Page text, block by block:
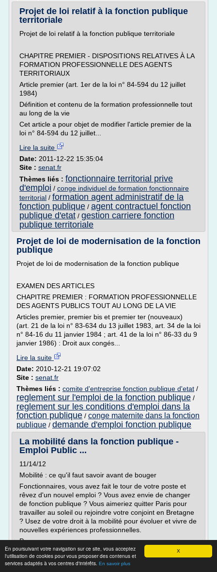
X
En poursuivant votre navigation sur ce site, vous acceptez
l'utilisation de cookies pour vous proposer des contenus et
services adaptés à vos centres d'intérêts. En savoir plus
Projet de loi relatif à la fonction publique
territoriale
Projet de loi relatif à la fonction publique territoriale
CHAPITRE PREMIER - DISPOSITIONS RELATIVES À LA
FORMATION PROFESSIONNELLE DES AGENTS
TERRITORIAUX
Article premier (art. 1er de la loi n° 84-594 du 12 juillet
1984)
Définition et contenu de la formation professionnelle tout
au long de la vie
Cet article a pour objet de modifier l'article premier de la
loi n° 84-594 du 12 juillet...
Lire la suite
Date: 2011-12-22 15:35:04
Site : senat.fr
Thèmes liés : fonctionnaire territorial prive
d'emploi / conge individuel de formation fonctionnaire
territorial / formation agent administratif de la
fonction publique / agent contractuel fonction
publique d'etat / gestion carriere fonction
publique territoriale
Projet de loi de modernisation de la fonction
publique
Projet de loi de modernisation de la fonction publique
EXAMEN DES ARTICLES
CHAPITRE PREMIER : FORMATION PROFESSIONNELLE
DES AGENTS PUBLICS TOUT AU LONG DE LA VIE
Articles premier, premier bis et premier ter (nouveaux)
(art. 21 de la loi n° 83-634 du 13 juillet 1983, art. 34 de la loi
n° 84-16 du 11 janvier 1984 ; art. 41 de la loi n° 86-33 du 9
janvier 1986) : Droit aux congés...
Lire la suite
Date: 2010-12-21 19:07:02
Site : senat.fr
Thèmes liés : comite d'entreprise fonction publique d'etat /
reglement sur l'emploi de la fonction publique /
reglement sur les conditions d'emploi dans la
fonction publique / conge maternite dans la fonction
publique / demande d'emploi fonction publique
La mobilité dans la fonction publique -
Emploi Public ...
11/14/12
Mobilité : ce qu'il faut savoir avant de bouger
Fonctionnaires, vous avez fait le tour de votre poste et
rêvez d'un nouvel emploi ? Vous avez envie de changer
de fonction publique ? Vous aimeriez quitter Paris pour
travailler au soleil ou rejoindre votre conjoint en Bretagne
? Usez de votre droit à la mobilité pour évoluer et vivre de
nouvelles expériences professionnelles.
Passer...
Lire la suite